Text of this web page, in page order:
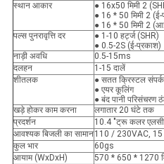
स्थान आकार
● 16x50 मिमी 2
● 16 * 50 मिमी 2 (ई-
● 16 * 50 मिमी 2
पल्स पुनरावृत्ति दर
● 1-10 हर्ट्ज (SHR)
● 0.5-2S (ई-प्रकाश)
नाड़ी अवधि
0.5-15ms
दलहन
1-15 दालें
शीतलक
● सतत क्रिस्टल
● एयर कूलिंग
● बंद पानी परिसंचरण
खड़े होकर काम करना
लगातार 20 घंटे तक
प्रदर्शन
10.4 "ट्रू कलर
आवश्यक बिजली का सामान110 / 230VAC,
कुल भार
60gs
आयाम (WxDxH)
570 * 650 * 1270